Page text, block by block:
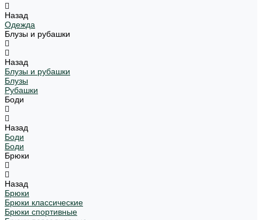
Назад
Одежда
Блузы и рубашки
Назад
Блузы и рубашки
Блузы
Рубашки
Боди
Назад
Боди
Боди
Брюки
Назад
Брюки
Брюки классические
Брюки спортивные